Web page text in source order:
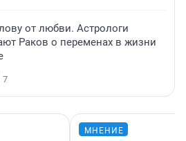
от любви. Астрологи
Раков о переменах в жизни
7
МНЕНИЕ